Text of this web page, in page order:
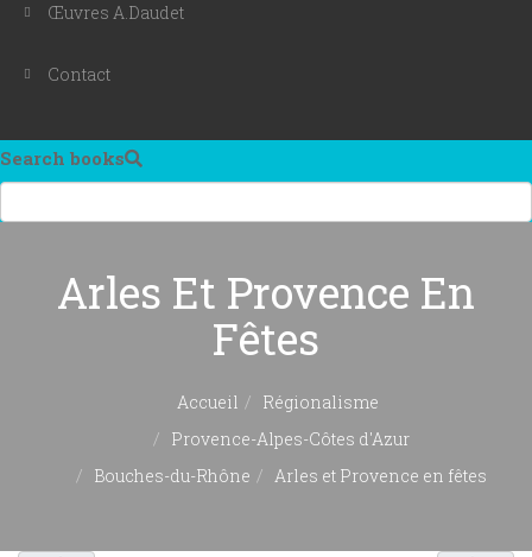
Œuvres A.Daudet
Contact
Search books
Arles Et Provence En
Fêtes
Accueil
Régionalisme
Provence-Alpes-Côtes d'Azur
Bouches-du-Rhône
Arles et Provence en fêtes